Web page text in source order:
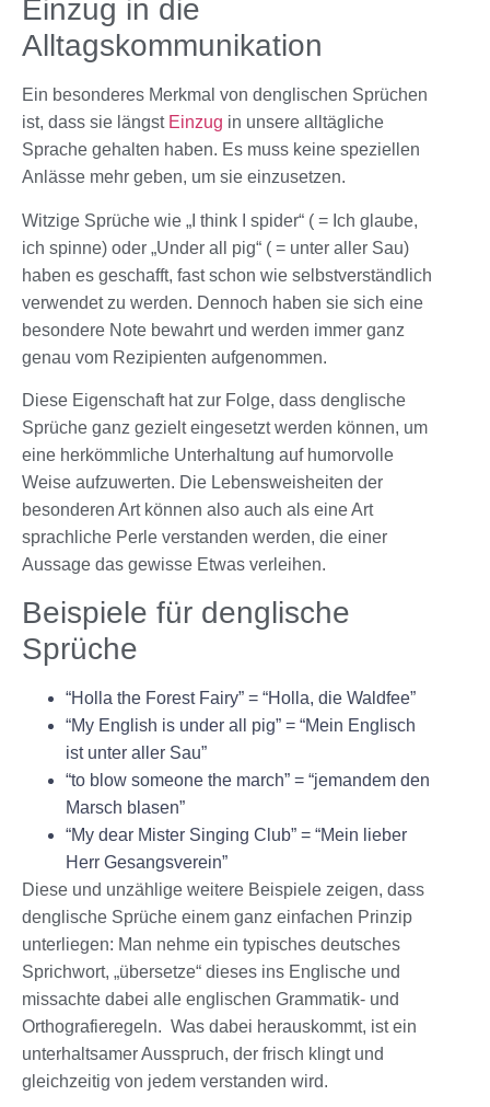
Einzug in die
Alltagskommunikation
Ein besonderes Merkmal von denglischen Sprüchen
ist, dass sie längst Einzug in unsere alltägliche
Sprache gehalten haben. Es muss keine speziellen
Anlässe mehr geben, um sie einzusetzen.
Witzige Sprüche wie „I think I spider“ ( = Ich glaube,
ich spinne) oder „Under all pig“ ( = unter aller Sau)
haben es geschafft, fast schon wie selbstverständlich
verwendet zu werden. Dennoch haben sie sich eine
besondere Note bewahrt und werden immer ganz
genau vom Rezipienten aufgenommen.
Diese Eigenschaft hat zur Folge, dass denglische
Sprüche ganz gezielt eingesetzt werden können, um
eine herkömmliche Unterhaltung auf humorvolle
Weise aufzuwerten. Die Lebensweisheiten der
besonderen Art können also auch als eine Art
sprachliche Perle verstanden werden, die einer
Aussage das gewisse Etwas verleihen.
Beispiele für denglische
Sprüche
“Holla the Forest Fairy” = “Holla, die Waldfee”
“My English is under all pig” = “Mein Englisch
ist unter aller Sau”
“to blow someone the march” = “jemandem den
Marsch blasen”
“My dear Mister Singing Club” = “Mein lieber
Herr Gesangsverein”
Diese und unzählige weitere Beispiele zeigen, dass
denglische Sprüche einem ganz einfachen Prinzip
unterliegen: Man nehme ein typisches deutsches
Sprichwort, „übersetze“ dieses ins Englische und
missachte dabei alle englischen Grammatik- und
Orthografieregeln. Was dabei herauskommt, ist ein
unterhaltsamer Ausspruch, der frisch klingt und
gleichzeitig von jedem verstanden wird.